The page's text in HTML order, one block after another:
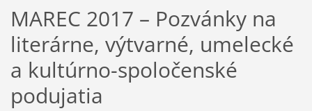
MAREC 2017 – Pozvánky na
literárne, výtvarné, umelecké
a kultúrno-spoločenské
podujatia